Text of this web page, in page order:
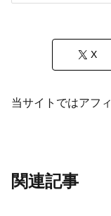
X
当サイトではアフ
関連記事